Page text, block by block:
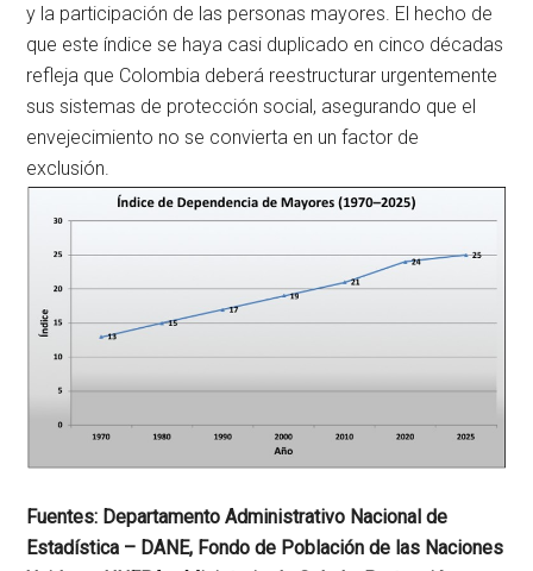
y la participación de las personas mayores. El hecho de
que este índice se haya casi duplicado en cinco décadas
refleja que Colombia deberá reestructurar urgentemente
sus sistemas de protección social, asegurando que el
envejecimiento no se convierta en un factor de
exclusión.
Fuentes: Departamento Administrativo Nacional de
Estadística – DANE, Fondo de Población de las Naciones